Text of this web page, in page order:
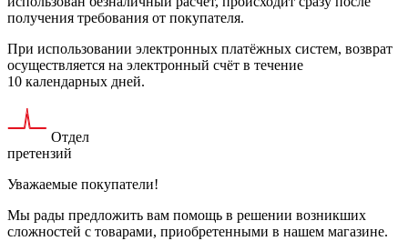
получения требования от покупателя.
При использовании электронных платёжных систем, возврат
осуществляется на электронный счёт в течение
10 календарных дней.
Отдел
претензий
Уважаемые покупатели!
Мы рады предложить вам помощь в решении возникших
сложностей c товарами, приобретенными в нашем магазине.